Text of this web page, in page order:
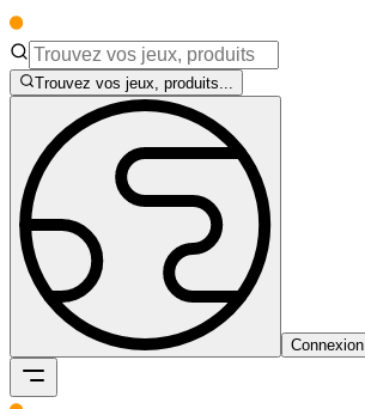
Trouvez vos jeux, produits...
Connexion